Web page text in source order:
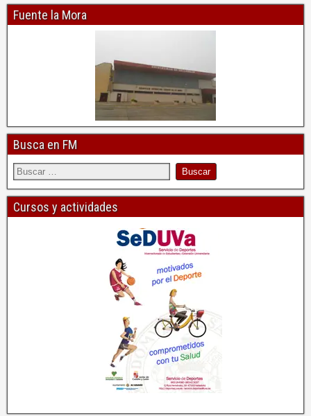
Fuente la Mora
Busca en FM
Cursos y actividades